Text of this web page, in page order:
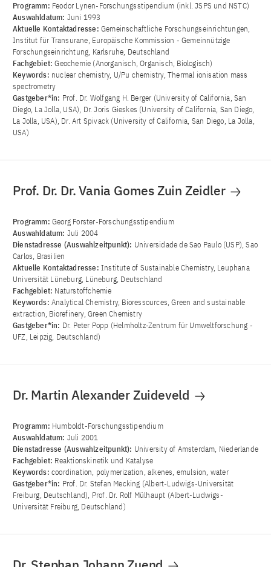
Programm: Feodor Lynen-Forschungsstipendium (inkl. JSPS und NSTC)
Auswahldatum: Juni 1993
Aktuelle Kontaktadresse: Gemeinschaftliche Forschungseinrichtungen,
Institut für Transurane, Europäische Kommission - Gemeinnützige
Forschungseinrichtung, Karlsruhe, Deutschland
Fachgebiet:Geochemie (Anorganisch, Organisch, Biologisch)
Keywords: nuclear chemistry, U/Pu chemistry, Thermal ionisation mass
spectrometry
Gastgeber*in: Prof. Dr. Wolfgang H. Berger (University of California, San
Diego, La Jolla, USA), Dr. Joris Gieskes (University of California, San Diego,
La Jolla, USA), Dr. Art Spivack (University of California, San Diego, La Jolla,
USA)
Prof. Dr. Dr. Vania Gomes Zuin Zeidler
Programm: Georg Forster-Forschungsstipendium
Auswahldatum: Juli 2004
Dienstadresse (Auswahlzeitpunkt): Universidade de Sao Paulo (USP), Sao
Carlos, Brasilien
Aktuelle Kontaktadresse: Institute of Sustainable Chemistry, Leuphana
Universität Lüneburg, Lüneburg, Deutschland
Fachgebiet: Naturstoffchemie
Keywords: Analytical Chemistry, Bioressources, Green and sustainable
extraction, Biorefinery, Green Chemistry
Gastgeber*in: Dr. Peter Popp (Helmholtz-Zentrum für Umweltforschung -
UFZ, Leipzig, Deutschland)
Dr. Martin Alexander Zuideveld
Programm: Humboldt-Forschungsstipendium
Auswahldatum: Juli 2001
Dienstadresse (Auswahlzeitpunkt): University of Amsterdam, Niederlande
Fachgebiet: Reaktionskinetik und Katalyse
Keywords: coordination, polymerization, alkenes, emulsion, water
Gastgeber*in: Prof. Dr. Stefan Mecking (Albert-Ludwigs-Universität
Freiburg, Deutschland), Prof. Dr. Rolf Mülhaupt (Albert-Ludwigs-
Universität Freiburg, Deutschland)